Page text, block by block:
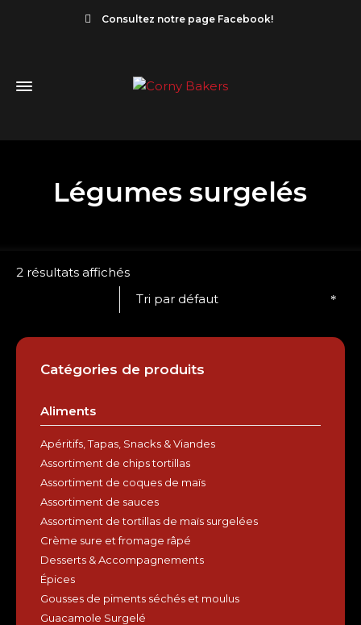
Consultez notre page Facebook!
Légumes surgelés
2 résultats affichés
Tri par défaut
FROZEN CORN ON
THE COB (15CM) CB
MAISKOLVEN 1/2 (7
Catégories de produits
Aliments
Apéritifs, Tapas, Snacks & Viandes
Assortiment de chips tortillas
Assortiment de coques de maïs
Assortiment de sauces
Assortiment de tortillas de maïs surgelées
Crème sure et fromage râpé
Desserts & Accompagnements
Épices
Gousses de piments séchés et moulus
Guacamole Surgelé